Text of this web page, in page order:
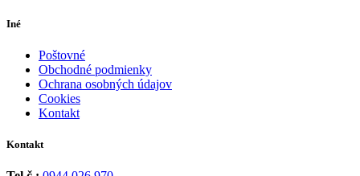
Iné
Poštovné
Obchodné podmienky
Ochrana osobných údajov
Cookies
Kontakt
Kontakt